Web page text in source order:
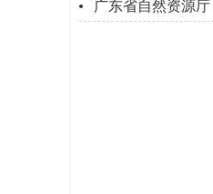
广东省自然资源